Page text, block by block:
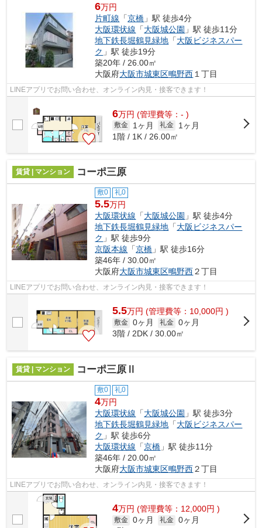
6万円
片町線 「京橋 」駅 徒歩4分
大阪環状線 「大阪城公園 」駅 徒歩11分
地下鉄長堀鶴見緑地 「大阪ビジネスパー
ク 」駅 徒歩19分
築20年 / 26.00㎡
大阪府大阪市城東区鴫野西 １丁目
LINEアプリでお問い合わせ、オンライン内見・接客できます！
6万円 (管理費等：- )
敷金 1ヶ月 礼金
1ヶ月
1階 / 1K / 26.00㎡
賃貸 | マンション コーポ三原
敷0 礼0
5.5万円
大阪環状線 「大阪城公園 」駅 徒歩4分
地下鉄長堀鶴見緑地 「大阪ビジネスパー
ク 」駅 徒歩9分
京阪本線 「京橋 」駅 徒歩16分
築46年 / 30.00㎡
大阪府大阪市城東区鴫野西２丁目
LINEアプリでお問い合わせ、オンライン内見・接客できます！
5.5万円 (管理費等：10,000円 )
敷金 0ヶ月 礼金 0ヶ月
3階 / 2DK / 30.00㎡
賃貸 | マンション コーポ三原Ⅱ
敷0 礼0
4万円
大阪環状線 「大阪城公園 」駅 徒歩3分
地下鉄長堀鶴見緑地 「大阪ビジネスパー
ク 」駅 徒歩6分
大阪環状線 「京橋 」駅 徒歩11分
築46年 / 20.00㎡
大阪府大阪市城東区鴫野西２丁目
LINEアプリでお問い合わせ、オンライン内見・接客できます！
4万円 (管理費等：12,000円 )
敷金 0ヶ月 礼金 0ヶ月